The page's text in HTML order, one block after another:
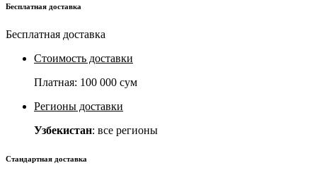
Бесплатная доставка
Бесплатная доставка
Стоимость доставки
Платная: 100 000 сум
Регионы доставки
Узбекистан: все регионы
Стандартная доставка